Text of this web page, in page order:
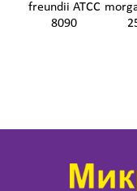
freundii ATCC
8090